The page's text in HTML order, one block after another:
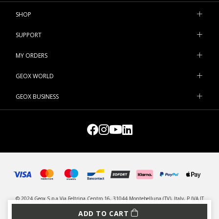
ADD TO CART
SHOP
SUPPORT
MY ORDERS
GEOX WORLD
GEOX BUSINESS
© 2024 Geox S.p.a Via Feltrina Centro 16, 31044 Montebelluna (TV), Italy, P.IVA IT
03348440268 - All rights reserved